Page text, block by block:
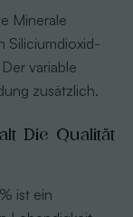
Minerale
Siliciumdioxid-
variable
zusätzlich.
Die Qualität
ist ein